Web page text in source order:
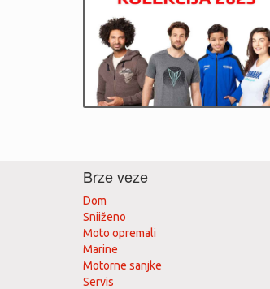
Brze veze
Dom
Sniiženo
Moto opremali
Marine
Motorne sanjke
Servis